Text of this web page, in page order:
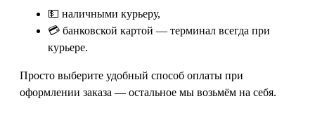
💵 наличными курьеру,
💳 банковской картой — терминал всегда при
курьере.
Просто выберите удобный способ оплаты при
оформлении заказа — остальное мы возьмём на себя.